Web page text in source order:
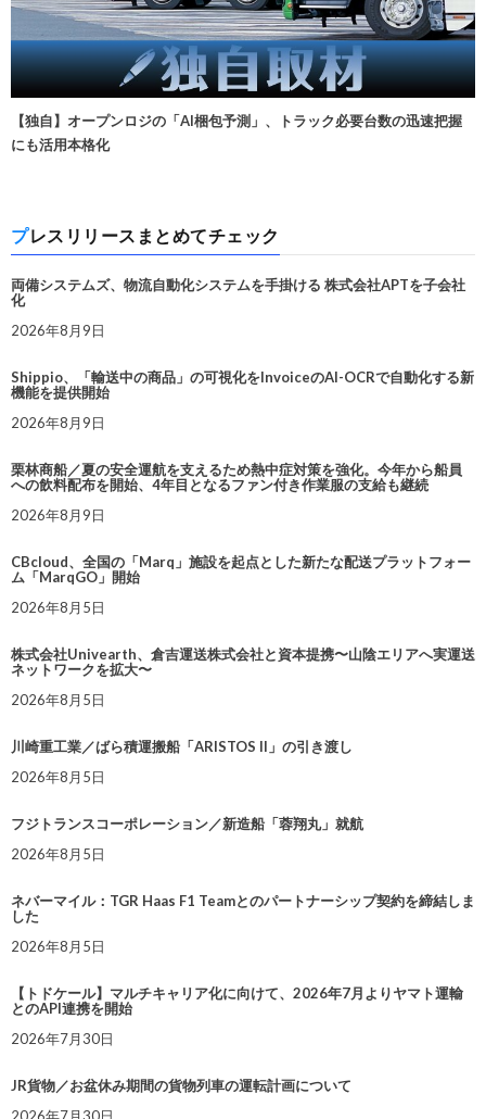
【独自】オープンロジの「AI梱包予測」、トラック必要台数の迅速把握
にも活用本格化
プレスリリースまとめてチェック
両備システムズ、物流自動化システムを手掛ける 株式会社APTを子会社
化
2026年8月9日
Shippio、「輸送中の商品」の可視化をInvoiceのAI-OCRで自動化する新
機能を提供開始
2026年8月9日
栗林商船／夏の安全運航を支えるため熱中症対策を強化。今年から船員
への飲料配布を開始、4年目となるファン付き作業服の支給も継続
2026年8月9日
CBcloud、全国の「Marq」施設を起点とした新たな配送プラットフォー
ム「MarqGO」開始
2026年8月5日
株式会社Univearth、倉吉運送株式会社と資本提携〜山陰エリアへ実運送
ネットワークを拡大〜
2026年8月5日
川崎重工業／ばら積運搬船「ARISTOS II」の引き渡し
2026年8月5日
フジトランスコーポレーション／新造船「蓉翔丸」就航
2026年8月5日
ネバーマイル：TGR Haas F1 Teamとのパートナーシップ契約を締結しま
した
2026年8月5日
【トドケール】マルチキャリア化に向けて、2026年7月よりヤマト運輸
とのAPI連携を開始
2026年7月30日
JR貨物／お盆休み期間の貨物列車の運転計画について